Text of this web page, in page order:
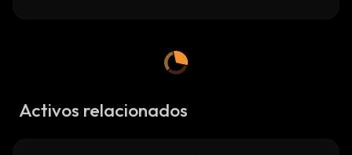
Activos relacionados